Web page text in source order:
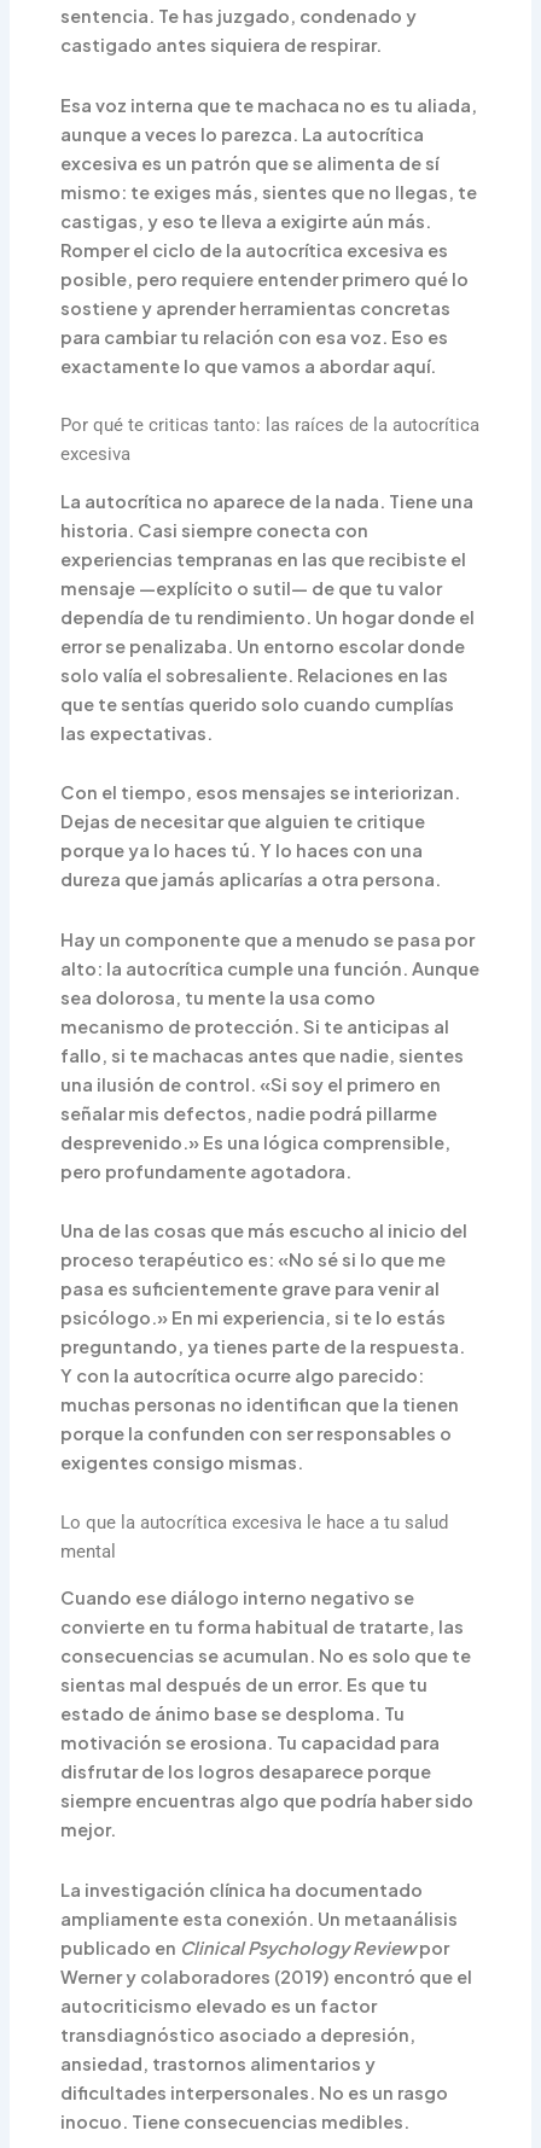
sentencia. Te has juzgado, condenado y
castigado antes siquiera de respirar.
Esa voz interna que te machaca no es tu aliada,
aunque a veces lo parezca. La autocrítica
excesiva es un patrón que se alimenta de sí
mismo: te exiges más, sientes que no llegas, te
castigas, y eso te lleva a exigirte aún más.
Romper el ciclo de la autocrítica excesiva es
posible, pero requiere entender primero qué lo
sostiene y aprender herramientas concretas
para cambiar tu relación con esa voz. Eso es
exactamente lo que vamos a abordar aquí.
Por qué te criticas tanto: las raíces de la autocrítica
excesiva
La autocrítica no aparece de la nada. Tiene una
historia. Casi siempre conecta con
experiencias tempranas en las que recibiste el
mensaje —explícito o sutil— de que tu valor
dependía de tu rendimiento. Un hogar donde el
error se penalizaba. Un entorno escolar donde
solo valía el sobresaliente. Relaciones en las
que te sentías querido solo cuando cumplías
las expectativas.
Con el tiempo, esos mensajes se interiorizan.
Dejas de necesitar que alguien te critique
porque ya lo haces tú. Y lo haces con una
dureza que jamás aplicarías a otra persona.
Hay un componente que a menudo se pasa por
alto: la autocrítica cumple una función. Aunque
sea dolorosa, tu mente la usa como
mecanismo de protección. Si te anticipas al
fallo, si te machacas antes que nadie, sientes
una ilusión de control. «Si soy el primero en
señalar mis defectos, nadie podrá pillarme
desprevenido.» Es una lógica comprensible,
pero profundamente agotadora.
Una de las cosas que más escucho al inicio del
proceso terapéutico es: «No sé si lo que me
pasa es suficientemente grave para venir al
psicólogo.» En mi experiencia, si te lo estás
preguntando, ya tienes parte de la respuesta.
Y con la autocrítica ocurre algo parecido:
muchas personas no identifican que la tienen
porque la confunden con ser responsables o
exigentes consigo mismas.
Lo que la autocrítica excesiva le hace a tu salud
mental
Cuando ese diálogo interno negativo se
convierte en tu forma habitual de tratarte, las
consecuencias se acumulan. No es solo que te
sientas mal después de un error. Es que tu
estado de ánimo base se desploma. Tu
motivación se erosiona. Tu capacidad para
disfrutar de los logros desaparece porque
siempre encuentras algo que podría haber sido
mejor.
La investigación clínica ha documentado
ampliamente esta conexión. Un metaanálisis
publicado en Clinical Psychology Reviewpor
Werner y colaboradores (2019) encontró que el
autocriticismo elevado es un factor
transdiagnóstico asociado a depresión,
ansiedad, trastornos alimentarios y
dificultades interpersonales. No es un rasgo
inocuo. Tiene consecuencias medibles.